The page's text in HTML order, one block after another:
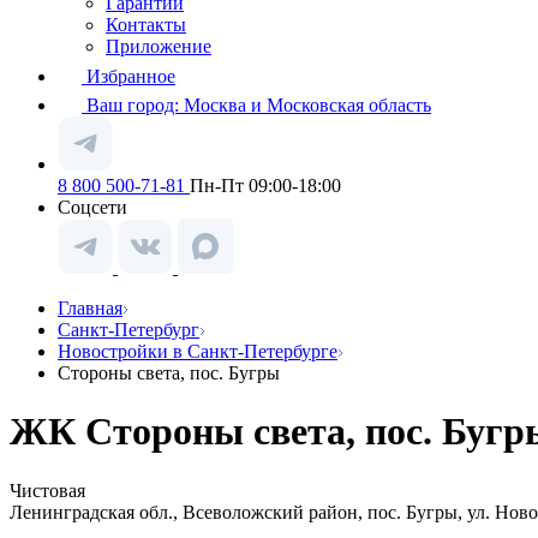
Контакты
Приложение
Избранное
Ваш город: Москва и Московская область
8 800 500-71-81 Пн-Пт 09:00-18:00
Соцсети
Главная
Санкт-Петербург
Новостройки в Санкт-Петербурге
Стороны света, пос. Бугры
ЖК Стороны света, пос.
Чистовая
Ленинградская обл., Всеволожский район, пос. Бугры, ул.